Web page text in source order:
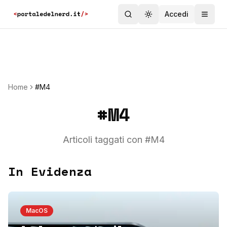
Toggle theme
Accedi
Home #M4
#M4
Articoli taggati con #M4
In Evidenza
MacOS